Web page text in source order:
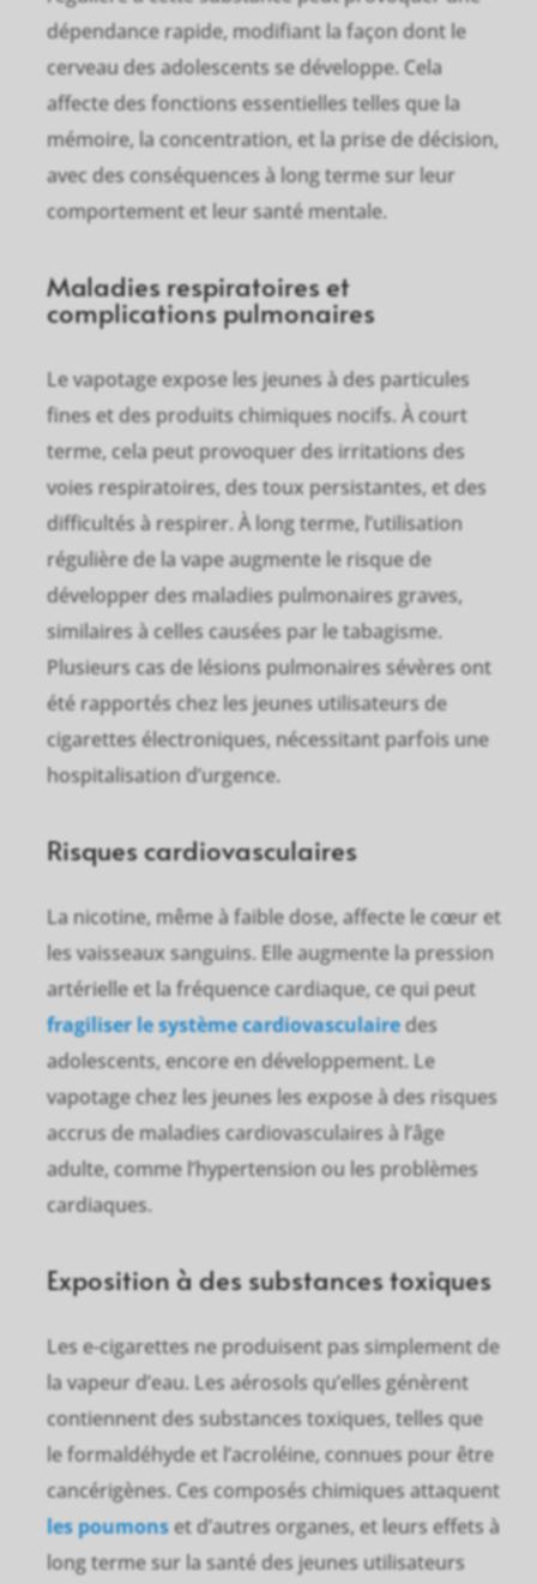
dépendance rapide, modifiant la façon dont le
cerveau des adolescents se développe. Cela
affecte des fonctions essentielles telles que la
mémoire, la concentration, et la prise de décision,
avec des conséquences à long terme sur leur
comportement et leur santé mentale.
Maladies respiratoires et
complications pulmonaires
Le vapotage expose les jeunes à des particules
fines et des produits chimiques nocifs. À court
terme, cela peut provoquer des irritations des
voies respiratoires, des toux persistantes, et des
difficultés à respirer. À long terme, l’utilisation
régulière de la vape augmente le risque de
développer des maladies pulmonaires graves,
similaires à celles causées par le tabagisme.
Plusieurs cas de lésions pulmonaires sévères ont
été rapportés chez les jeunes utilisateurs de
cigarettes électroniques, nécessitant parfois une
hospitalisation d’urgence.
Risques cardiovasculaires
La nicotine, même à faible dose, affecte le cœur et
les vaisseaux sanguins. Elle augmente la pression
artérielle et la fréquence cardiaque, ce qui peut
fragiliser le système cardiovasculairedes
adolescents, encore en développement. Le
vapotage chez les jeunes les expose à des risques
accrus de maladies cardiovasculaires à l’âge
adulte, comme l’hypertension ou les problèmes
cardiaques.
Exposition à des substances toxiques
Les e-cigarettes ne produisent pas simplement de
la vapeur d’eau. Les aérosols qu’elles génèrent
contiennent des substances toxiques, telles que
le formaldéhyde et l’acroléine, connues pour être
cancérigènes. Ces composés chimiques attaquent
les poumonset d’autres organes, et leurs effets à
long terme sur la santé des jeunes utilisateurs